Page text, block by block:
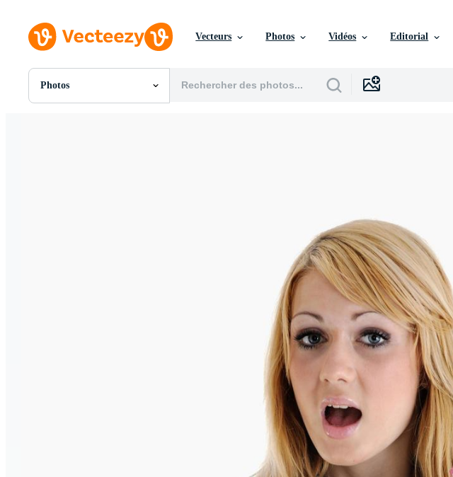
Vecteurs Photos Vidéos Editorial
Photos
Toutes Images